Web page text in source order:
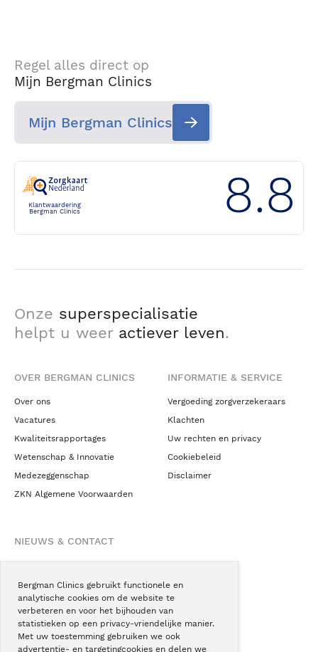
Bergman Clinics gebruikt functionele en
analytische cookies om de website te
verbeteren en voor het bijhouden van
statistieken op een privacy-vriendelijke manier.
Met uw toestemming gebruiken we ook
advertentie- en targetingcookies en delen we
Regel alles direct op
Mijn Bergman Clinics
Mijn Bergman Clinics
Klantwaardering
Bergman Clinics
8.8
Onze superspecialisatie
helpt u weer actiever leven.
OVER BERGMAN CLINICS
Over ons
Vacatures
Kwaliteitsrapportages
Wetenschap & Innovatie
Medezeggenschap
ZKN Algemene Voorwaarden
INFORMATIE & SERVICE
Vergoeding zorgverzekeraars
Klachten
Uw rechten en privacy
Cookiebeleid
Disclaimer
NIEUWS & CONTACT
Blogs
Podcast
Pressroom
Instagram